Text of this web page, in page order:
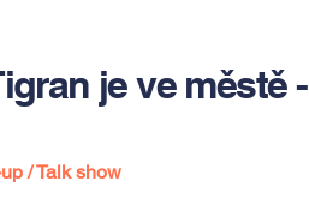
je ve městě -
/ Talk show